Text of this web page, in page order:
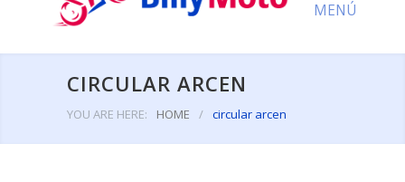
CIRCULAR ARCEN
YOU ARE HERE: HOME / circular arcen